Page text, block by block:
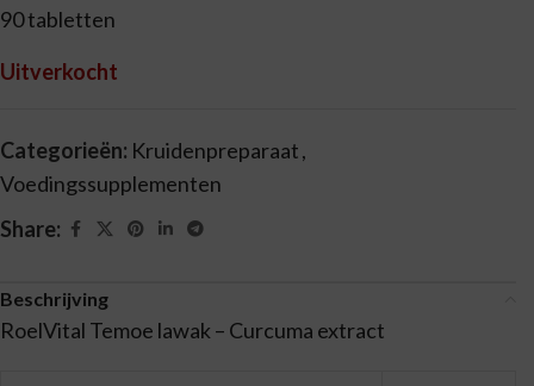
90 tabletten
Uitverkocht
Categorieën: Kruidenpreparaat,
Voedingssupplementen
Share:
Beschrijving
RoelVital Temoe lawak – Curcuma extract